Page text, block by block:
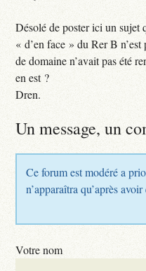
Désolé de poster ici un sujet
« d’en face » du Rer B
de domaine n’avait pas été
en est ?
Dren.
Un message, un
Ce forum est modéré a
n’apparaîtra qu’après
Votre nom